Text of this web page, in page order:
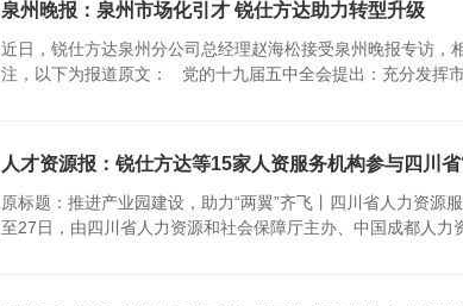
泉州晚报：泉州市场化引才 锐仕方达助力转型升级
近日，锐仕方达泉州分公司总经理赵海松接受泉州晚报专访
注，以下为报道原文： 党的十九届五中全会提出：充分发挥
人才资源报：锐仕方达等15家人资服务机构参与四川
原标题：推进产业园建设，助力“两翼”齐飞丨四川省人力资
至27日，由四川省人力资源和社会保障厅主办、中国成都人力